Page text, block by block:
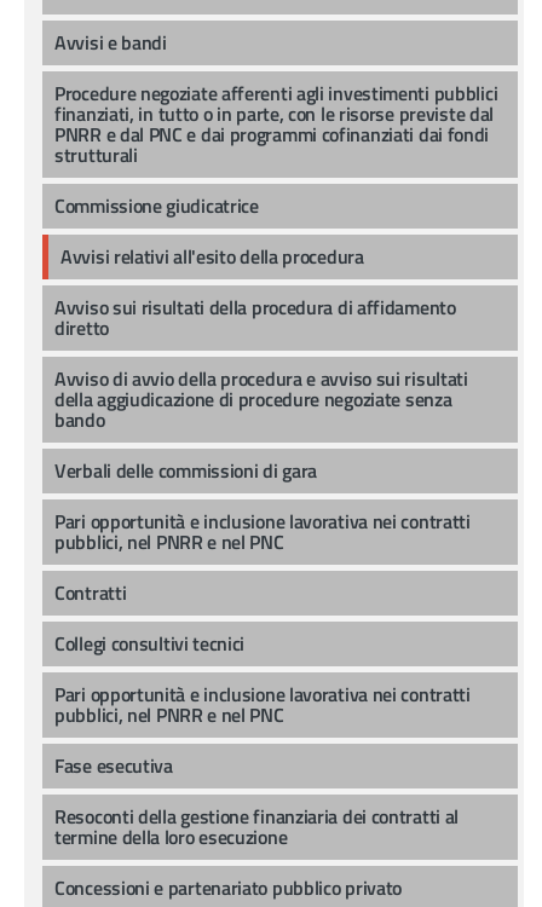
Avvisi e bandi
Procedure negoziate afferenti agli investimenti pubblici
finanziati, in tutto o in parte, con le risorse previste dal
PNRR e dal PNC e dai programmi cofinanziati dai fondi
strutturali
Commissione giudicatrice
Avvisi relativi all'esito della procedura
Avviso sui risultati della procedura di affidamento
diretto
Avviso di avvio della procedura e avviso sui risultati
della aggiudicazione di procedure negoziate senza
bando
Verbali delle commissioni di gara
Pari opportunità e inclusione lavorativa nei contratti
pubblici, nel PNRR e nel PNC
Contratti
Collegi consultivi tecnici
Pari opportunità e inclusione lavorativa nei contratti
pubblici, nel PNRR e nel PNC
Fase esecutiva
Resoconti della gestione finanziaria dei contratti al
termine della loro esecuzione
Concessioni e partenariato pubblico privato